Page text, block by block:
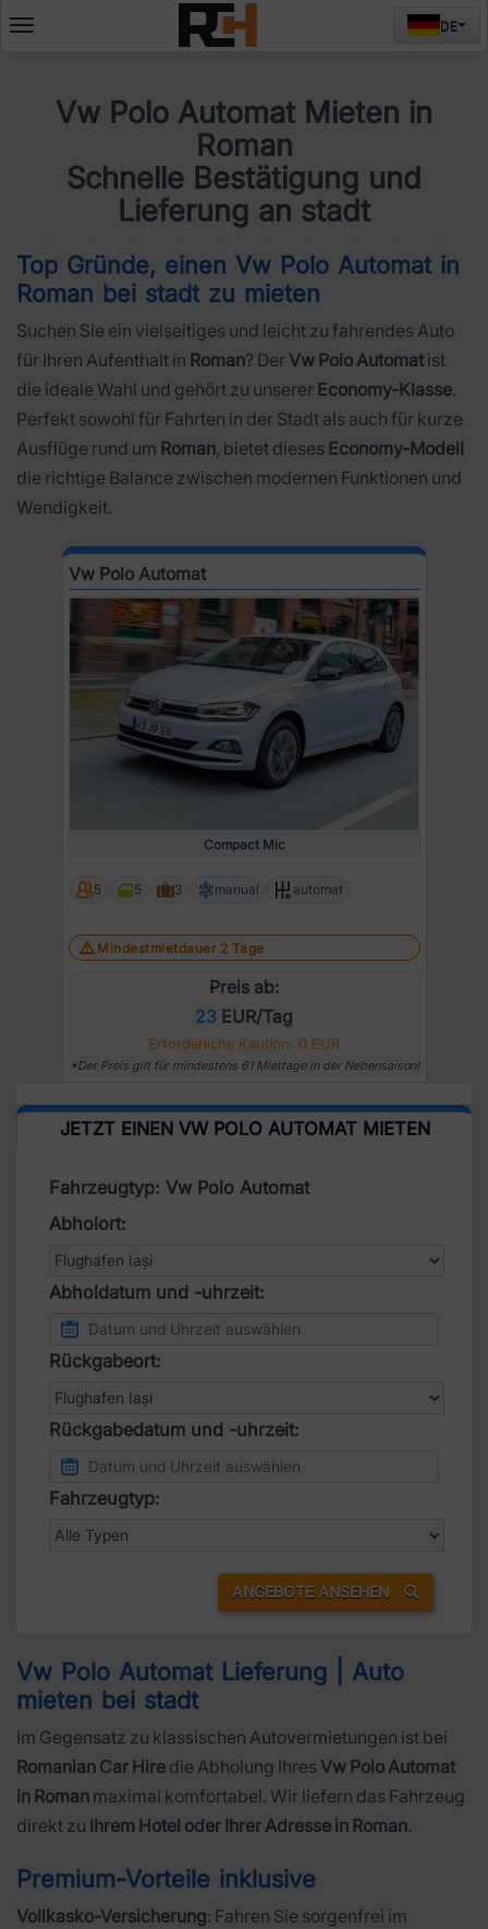
Deschide
DE
Vw Polo Automat Mieten in
Roman
Schnelle Bestätigung und
Lieferung an stadt
Top Gründe, einen Vw Polo Automat in
Roman bei stadt zu mieten
Suchen Sie ein vielseitiges und leicht zu fahrendes Auto
für Ihren Aufenthalt in Roman? Der Vw Polo Automat ist
die ideale Wahl und gehört zu unserer Economy-Klasse.
Perfekt sowohl für Fahrten in der Stadt als auch für kurze
Ausflüge rund um Roman, bietet dieses Economy-Modell
die richtige Balance zwischen modernen Funktionen und
Wendigkeit.
Vw Polo Automat
Compact Mic
5 5 3 manual automat
Mindestmietdauer 2 Tage
Preis ab:
23 EUR/Tag
Erforderliche Kaution: 0 EUR
*Der Preis gilt für mindestens 61 Miettage in der Nebensaison!
JETZT EINEN VW POLO AUTOMAT MIETEN
Fahrzeugtyp: Vw Polo Automat
Abholort:
Abholdatum und -uhrzeit:
Rückgabeort:
Rückgabedatum und -uhrzeit:
Fahrzeugtyp:
ANGEBOTE ANSEHEN
Vw Polo Automat Lieferung | Auto
mieten bei stadt
Im Gegensatz zu klassischen Autovermietungen ist bei
Romanian Car Hire die Abholung Ihres Vw Polo Automat
in Roman maximal komfortabel. Wir liefern das Fahrzeug
direkt zu Ihrem Hotel oder Ihrer Adresse in Roman.
Premium-Vorteile inklusive
Vollkasko-Versicherung: Fahren Sie sorgenfrei im